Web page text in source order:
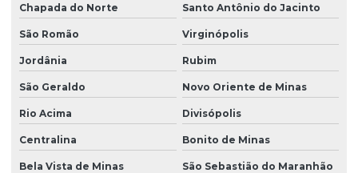
Chapada do Norte Santo Antônio do Jacinto
São Romão Virginópolis
Jordânia Rubim
São Geraldo Novo Oriente de Minas
Rio Acima Divisópolis
Centralina Bonito de Minas
Bela Vista de Minas São Sebastião do Maranhão